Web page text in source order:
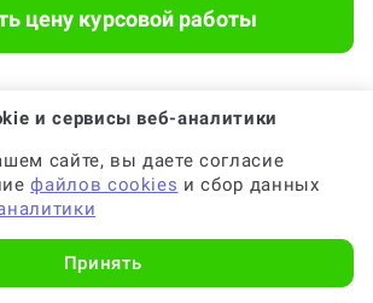
цену курсовой работы
вопросы
выгодно заказать
и сервисы веб-аналитики
сайте, вы даете согласие
файлов cookies и сбор данных
Принять